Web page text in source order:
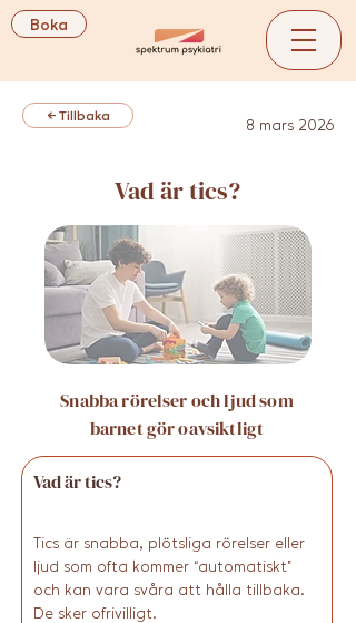
Boka
← Tillbaka
8 mars 2026
Vad är tics?
Snabba rörelser och ljud som
barnet gör oavsiktligt
Vad är tics?​
Tics är snabba, plötsliga rörelser eller
ljud som ofta kommer “automatiskt”
och kan vara svåra att hålla tillbaka.
De sker ofrivilligt.